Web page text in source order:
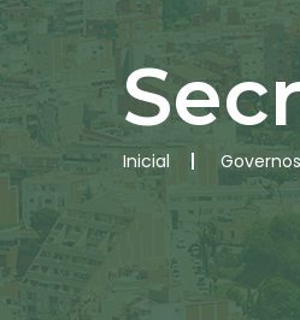
Inicial Governos